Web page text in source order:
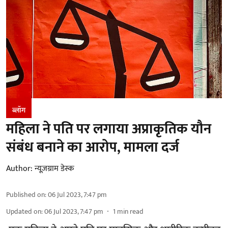
ब्लॉग
महिला ने पति पर लगाया अप्राकृतिक यौन
संबंध बनाने का आरोप, मामला दर्ज
Author:न्यूज़ग्राम डेस्क
Published on:06 Jul 2023, 7:47 pm
Updated on:06 Jul 2023, 7:47 pm 1 min read